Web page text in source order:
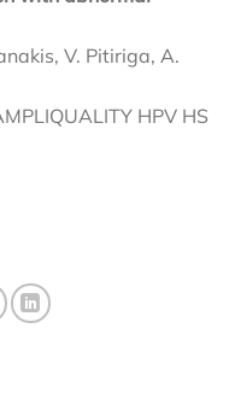
V. Pitiriga, A.
HPV HS